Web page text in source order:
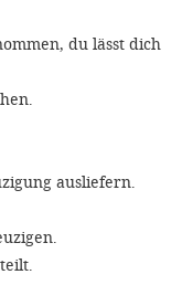
du lässt dich
ausliefern.